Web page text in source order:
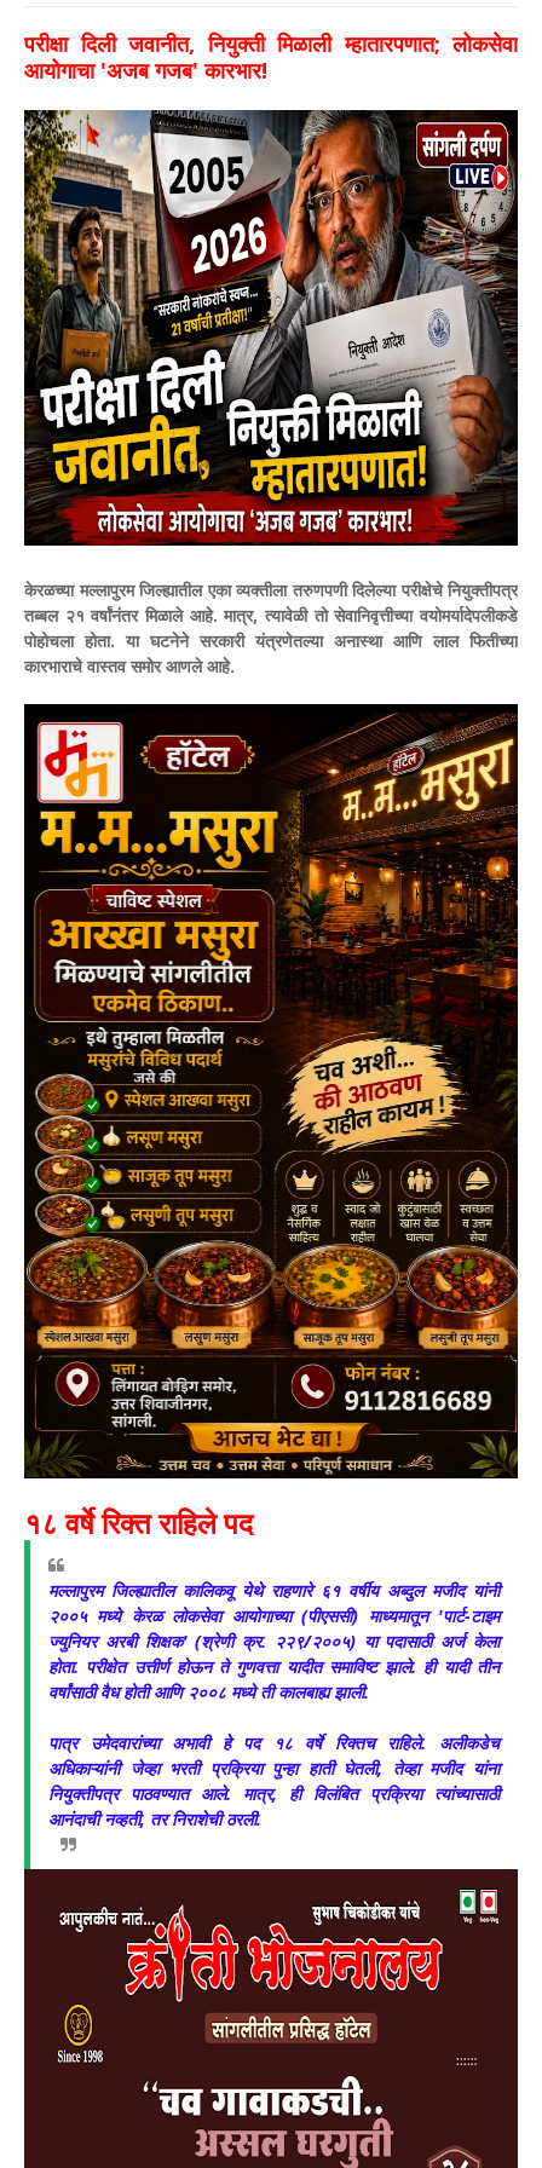
परीक्षा दिली जवानीत, नियुक्ती मिळाली म्हातारपणात; लोकसेवा
आयोगाचा 'अजब गजब' कारभार!
केरळच्या मल्लापुरम जिल्ह्यातील एका व्यक्तीला तरुणपणी दिलेल्या परीक्षेचे नियुक्तीपत्र
तब्बल २१ वर्षांनंतर मिळाले आहे. मात्र, त्यावेळी तो सेवानिवृत्तीच्या वयोमर्यादेपलीकडे
पोहोचला होता. या घटनेने सरकारी यंत्रणेतल्या अनास्था आणि लाल फितीच्या
कारभाराचे वास्तव समोर आणले आहे.
१८ वर्षे रिक्त राहिले पद
मल्लापुरम जिल्ह्यातील कालिकवू येथे राहणारे ६१ वर्षीय अब्दुल मजीद यांनी
२००५ मध्ये केरळ लोकसेवा आयोगाच्या (पीएससी) माध्यमातून 'पार्ट-टाइम
ज्युनियर अरबी शिक्षक' (श्रेणी क्र. २२९/२००५) या पदासाठी अर्ज केला
होता. परीक्षेत उत्तीर्ण होऊन ते गुणवत्ता यादीत समाविष्ट झाले. ही यादी तीन
वर्षांसाठी वैध होती आणि २००८ मध्ये ती कालबाह्य झाली.
पात्र उमेदवारांच्या अभावी हे पद १८ वर्षे रिक्तच राहिले. अलीकडेच
अधिकाऱ्यांनी जेव्हा भरती प्रक्रिया पुन्हा हाती घेतली, तेव्हा मजीद यांना
नियुक्तीपत्र पाठवण्यात आले. मात्र, ही विलंबित प्रक्रिया त्यांच्यासाठी
आनंदाची नव्हती, तर निराशेची ठरली.